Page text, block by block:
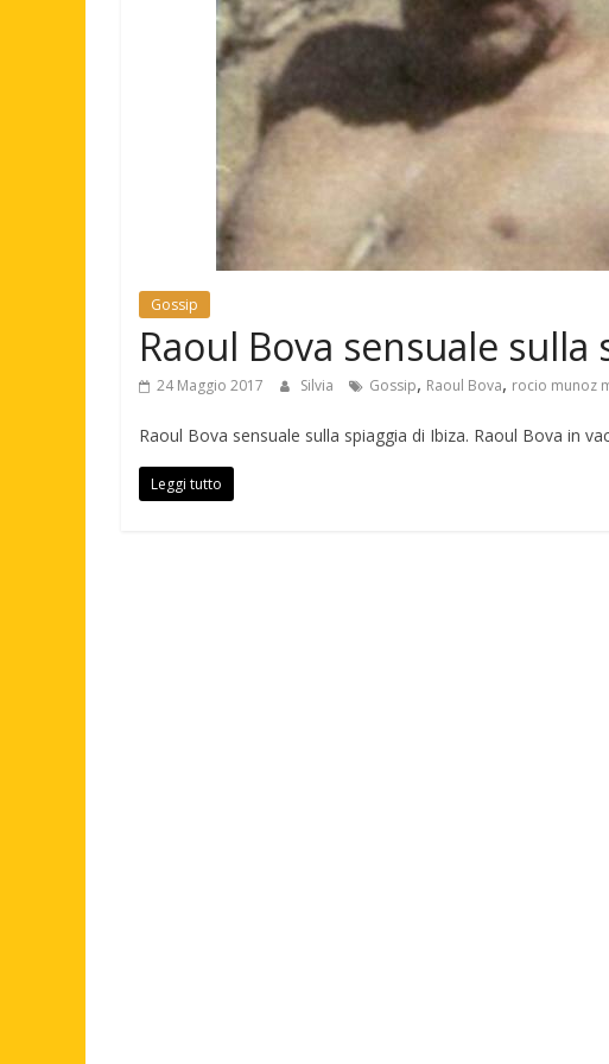
Gossip
Raoul Bova sensuale sulla
24 Maggio 2017 Silvia Gossip, Raoul Bova, rocio munoz
Raoul Bova sensuale sulla spiaggia di Ibiza. Raoul Bova in
Leggi tutto